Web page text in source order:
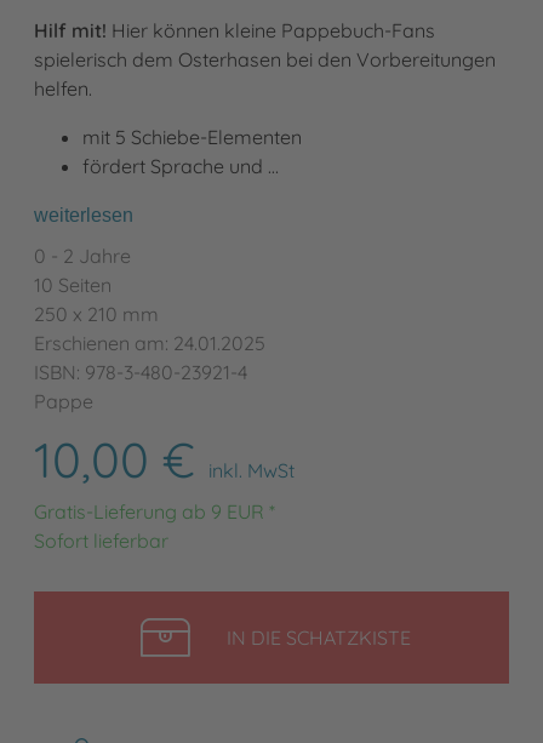
Hilf mit! Hier können kleine Pappebuch-Fans
spielerisch dem Osterhasen bei den Vorbereitungen
helfen.
mit 5 Schiebe-Elementen
fördert Sprache und …
weiterlesen
0 - 2 Jahre
10 Seiten
250 x 210 mm
Erschienen am: 24.01.2025
ISBN: 978-3-480-23921-4
Pappe
10,00 €
inkl. MwSt
Gratis-Lieferung ab 9 EUR *
Sofort lieferbar
IN DIE SCHATZKISTELEGEN